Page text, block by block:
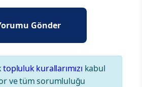
topluluk kurallarımızı kabul
ve tüm sorumluluğu